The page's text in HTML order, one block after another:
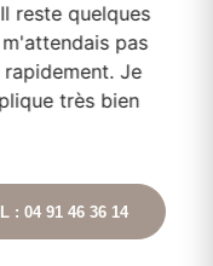
reste quelques
pas
rapidement. Je
très bien
et est très à
pour
correctrices
je ne
: 04 91 46 36 14